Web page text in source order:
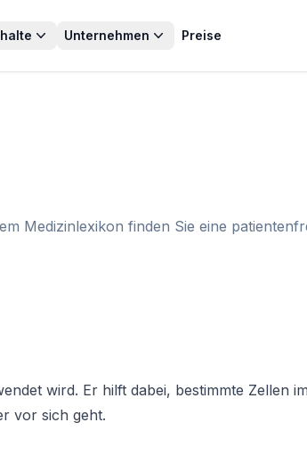
Unternehmen Preise
Medizinlexikon finden Sie eine
wird. Er hilft dabei, bestimmte Zellen
vor sich geht.